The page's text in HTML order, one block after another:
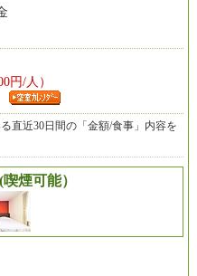
円/人）
直近30日間の「金額/食事」内容を
煙可能）